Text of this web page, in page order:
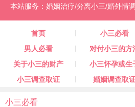
首页 小三必看
男人必看
对付小三的方
关于小三的财产
小三怀孕或生
小三调查取证
婚姻调查取
本站服务：婚姻治疗/分离小三/婚外情
小三必看